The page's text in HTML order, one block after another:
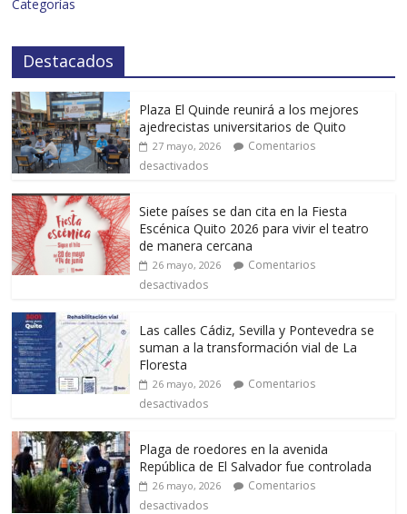
Categorías
Destacados
Plaza El Quinde reunirá a los mejores
ajedrecistas universitarios de Quito
27 mayo, 2026
Comentarios
desactivados
Siete países se dan cita en la Fiesta
Escénica Quito 2026 para vivir el teatro
de manera cercana
26 mayo, 2026
Comentarios
desactivados
Las calles Cádiz, Sevilla y Pontevedra se
suman a la transformación vial de La
Floresta
26 mayo, 2026
Comentarios
desactivados
Plaga de roedores en la avenida
República de El Salvador fue controlada
26 mayo, 2026
Comentarios
desactivados